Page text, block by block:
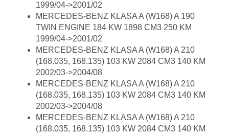
1999/04->2001/02
MERCEDES-BENZ KLASA A (W168) A 190
TWIN ENGINE 184 KW 1898 CM3 250 KM
1999/04->2001/02
MERCEDES-BENZ KLASA A (W168) A 210
(168.035, 168.135) 103 KW 2084 CM3 140 KM
2002/03->2004/08
MERCEDES-BENZ KLASA A (W168) A 210
(168.035, 168.135) 103 KW 2084 CM3 140 KM
2002/03->2004/08
MERCEDES-BENZ KLASA A (W168) A 210
(168.035, 168.135) 103 KW 2084 CM3 140 KM